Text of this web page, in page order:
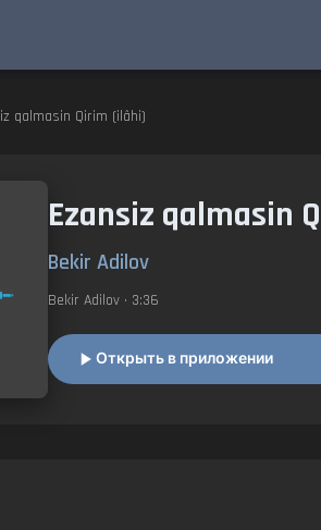
qalmasin Qirim (ilâhi)
Ezansiz qalmasin
Bekir Adilov
Bekir Adilov • 3:36
Открыть в приложении